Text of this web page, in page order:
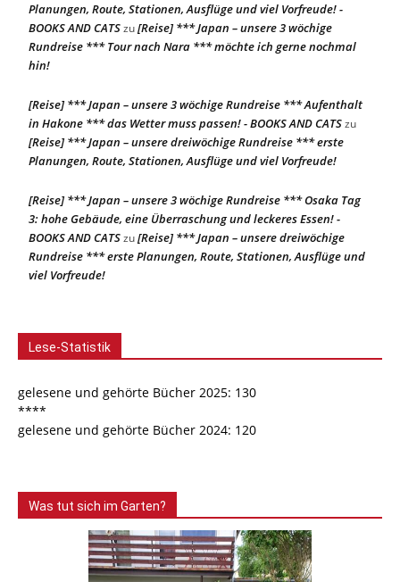
Planungen, Route, Stationen, Ausflüge und viel Vorfreude! -
BOOKS AND CATSzu[Reise] *** Japan – unsere 3 wöchige
Rundreise *** Tour nach Nara *** möchte ich gerne nochmal
hin!
[Reise] *** Japan – unsere 3 wöchige Rundreise *** Aufenthalt
in Hakone *** das Wetter muss passen! - BOOKS AND CATSzu
[Reise] *** Japan – unsere dreiwöchige Rundreise *** erste
Planungen, Route, Stationen, Ausflüge und viel Vorfreude!
[Reise] *** Japan – unsere 3 wöchige Rundreise *** Osaka Tag
3: hohe Gebäude, eine Überraschung und leckeres Essen! -
BOOKS AND CATSzu[Reise] *** Japan – unsere dreiwöchige
Rundreise *** erste Planungen, Route, Stationen, Ausflüge und
viel Vorfreude!
Lese-Statistik
gelesene und gehörte Bücher 2025: 130
****
gelesene und gehörte Bücher 2024: 120
Was tut sich im Garten?